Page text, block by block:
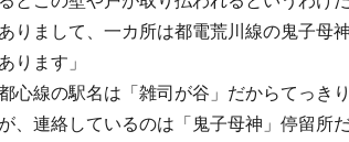
りまして、一カ所は都電荒川線の鬼子母
ります」
心線の駅名は「雑司が谷」だからてっき
、連絡しているのは「鬼子母神」停留所